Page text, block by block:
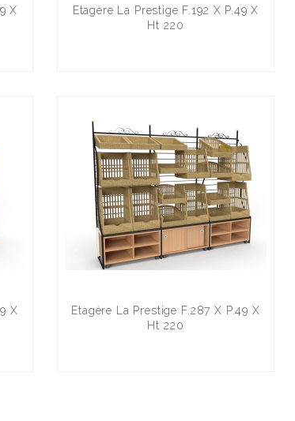
X
Etagère La Prestige F.192 X P.49 X
Ht 220
X
Etagère La Prestige F.287 X P.49 X
Ht 220